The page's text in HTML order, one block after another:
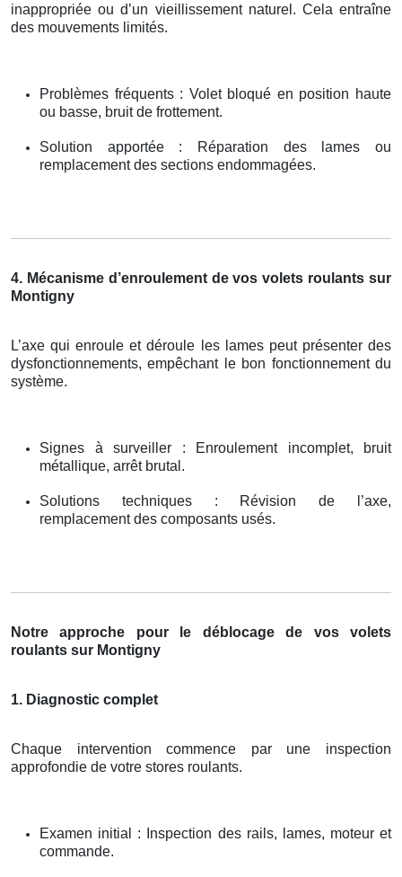
inappropriée ou d’un vieillissement naturel. Cela entraîne
des mouvements limités.
Problèmes fréquents : Volet bloqué en position haute
ou basse, bruit de frottement.
Solution apportée : Réparation des lames ou
remplacement des sections endommagées.
4. Mécanisme d’enroulement de vos volets roulants sur
Montigny
L’axe qui enroule et déroule les lames peut présenter des
dysfonctionnements, empêchant le bon fonctionnement du
système.
Signes à surveiller : Enroulement incomplet, bruit
métallique, arrêt brutal.
Solutions techniques : Révision de l’axe,
remplacement des composants usés.
Notre approche pour le déblocage de vos volets
roulants sur Montigny
1. Diagnostic complet
Chaque intervention commence par une inspection
approfondie de votre stores roulants.
Examen initial : Inspection des rails, lames, moteur et
commande.